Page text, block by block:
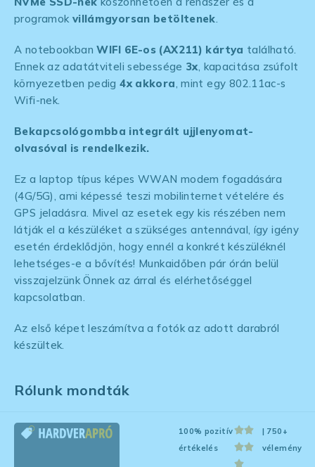
programok villámgyorsan betöltenek.
A notebookbanWIFI 6E-os (AX211) kártya található.
Ennek az adatátviteli sebessége 3x, kapacitása zsúfolt
környezetben pedig4x akkora, mint egy 802.11ac-s
Wifi-nek.
Bekapcsológombba integrált ujjlenyomat-
olvasóval is rendelkezik.
Ez a laptop típus képes WWAN modem fogadására
(4G/5G), ami képessé teszi mobilinternet vételére és
GPS jeladásra. Mivel az esetek egy kis részében nem
látják el a készüléket a szükséges antennával, így igény
esetén érdeklődjön, hogy ennél a konkrét készüléknél
lehetséges-e a bővítés! Munkaidőben pár órán belül
visszajelzünk Önnek az árral és elérhetőséggel
kapcsolatban.
Az első képet leszámítva a fotók az adott darabról
készültek.
Rólunk mondták
100% pozitív
értékelés
| 750+
vélemény